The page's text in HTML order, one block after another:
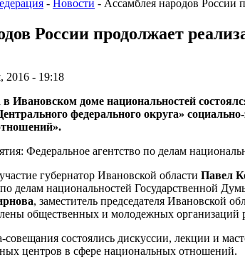
- Новости - Ассамблея народов России
России продолжает
2016 - 19:18
в Ивановском доме национальностей
федерального округа»
Федеральное агентство по делам
губернатор Ивановской области Павел
по делам национальностей Государственной
, заместитель председателя Ивановской
общественных и молодежных
состоялись дискуссии, лекции и
центров в сфере национальных отношений.